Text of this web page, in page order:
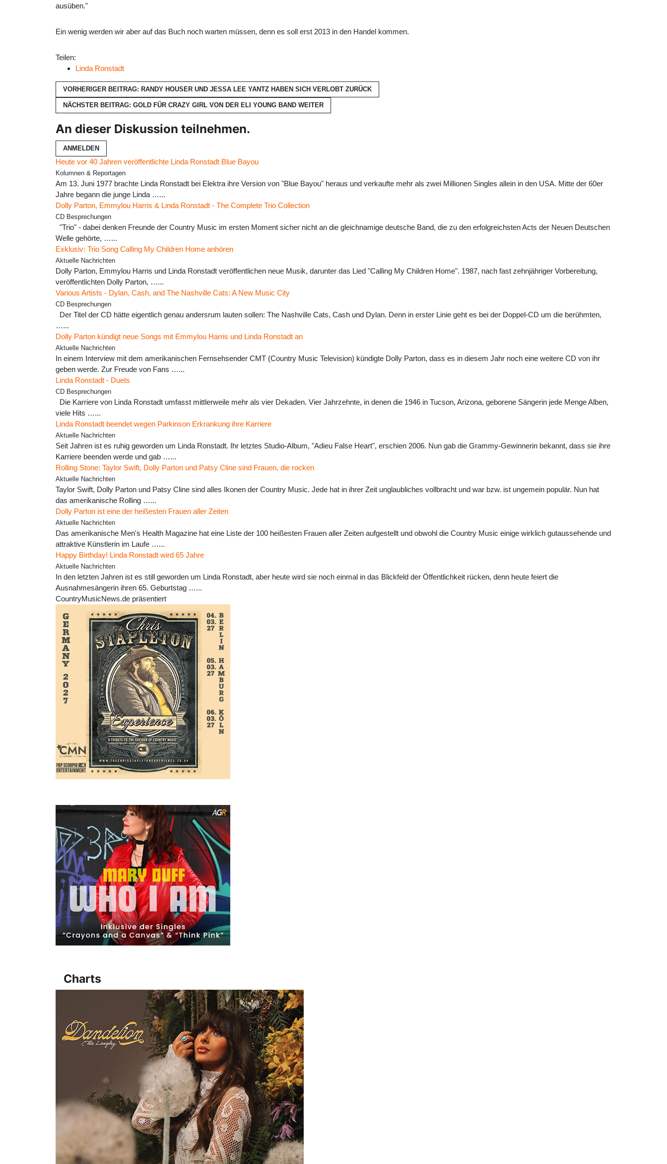
ausüben."
Ein wenig werden wir aber auf das Buch noch warten müssen, denn es soll erst 2013 in den Handel kommen.
Teilen:
Linda Ronstadt
VORHERIGER BEITRAG: RANDY HOUSER UND JESSA LEE YANTZ HABEN SICH VERLOBT ZURÜCK
NÄCHSTER BEITRAG: GOLD FÜR CRAZY GIRL VON DER ELI YOUNG BAND WEITER
An dieser Diskussion teilnehmen.
ANMELDEN
Heute vor 40 Jahren veröffentlichte Linda Ronstadt Blue Bayou
Kolumnen & Reportagen
Am 13. Juni 1977 brachte Linda Ronstadt bei Elektra ihre Version von "Blue Bayou" heraus und verkaufte mehr als zwei Millionen Singles allein in den USA. Mitte der 60er
Jahre begann die junge Linda …...
Dolly Parton, Emmylou Harris & Linda Ronstadt - The Complete Trio Collection
CD Besprechungen
"Trio" - dabei denken Freunde der Country Music im ersten Moment sicher nicht an die gleichnamige deutsche Band, die zu den erfolgreichsten Acts der Neuen Deutschen
Welle gehörte, …...
Exklusiv: Trio Song Calling My Children Home anhören
Aktuelle Nachrichten
Dolly Parton, Emmylou Harris und Linda Ronstadt veröffentlichen neue Musik, darunter das Lied "Calling My Children Home". 1987, nach fast zehnjähriger Vorbereitung,
veröffentlichten Dolly Parton, …...
Various Artists - Dylan, Cash, and The Nashville Cats: A New Music City
CD Besprechungen
Der Titel der CD hätte eigentlich genau andersrum lauten sollen: The Nashville Cats, Cash und Dylan. Denn in erster Linie geht es bei der Doppel-CD um die berühmten,
…...
Dolly Parton kündigt neue Songs mit Emmylou Harris und Linda Ronstadt an
Aktuelle Nachrichten
In einem Interview mit dem amerikanischen Fernsehsender CMT (Country Music Television) kündigte Dolly Parton, dass es in diesem Jahr noch eine weitere CD von ihr
geben werde. Zur Freude von Fans …...
Linda Ronstadt - Duets
CD Besprechungen
Die Karriere von Linda Ronstadt umfasst mittlerweile mehr als vier Dekaden. Vier Jahrzehnte, in denen die 1946 in Tucson, Arizona, geborene Sängerin jede Menge Alben,
viele Hits …...
Linda Ronstadt beendet wegen Parkinson Erkrankung ihre Karriere
Aktuelle Nachrichten
Seit Jahren ist es ruhig geworden um Linda Ronstadt. Ihr letztes Studio-Album, "Adieu False Heart", erschien 2006. Nun gab die Grammy-Gewinnerin bekannt, dass sie ihre
Karriere beenden werde und gab …...
Rolling Stone: Taylor Swift, Dolly Parton und Patsy Cline sind Frauen, die rocken
Aktuelle Nachrichten
Taylor Swift, Dolly Parton und Patsy Cline sind alles Ikonen der Country Music. Jede hat in ihrer Zeit unglaubliches vollbracht und war bzw. ist ungemein populär. Nun hat
das amerikanische Rolling …...
Dolly Parton ist eine der heißesten Frauen aller Zeiten
Aktuelle Nachrichten
Das amerikanische Men's Health Magazine hat eine Liste der 100 heißesten Frauen aller Zeiten aufgestellt und obwohl die Country Music einige wirklich gutaussehende und
attraktive Künstlerin im Laufe …...
Happy Birthday! Linda Ronstadt wird 65 Jahre
Aktuelle Nachrichten
In den letzten Jahren ist es still geworden um Linda Ronstadt, aber heute wird sie noch einmal in das Blickfeld der Öffentlichkeit rücken, denn heute feiert die
Ausnahmesängerin ihren 65. Geburtstag …...
CountryMusicNews.de präsentiert
Charts